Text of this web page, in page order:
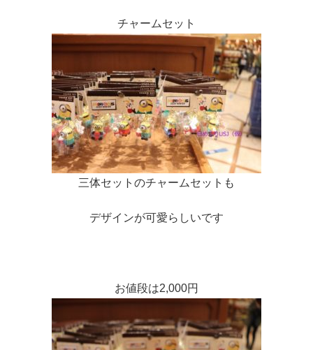
チャームセット
三体セットのチャームセットも
デザインが可愛らしいです
お値段は2,000円